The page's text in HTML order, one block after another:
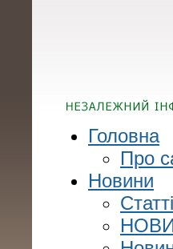
Головна
Про
Новини